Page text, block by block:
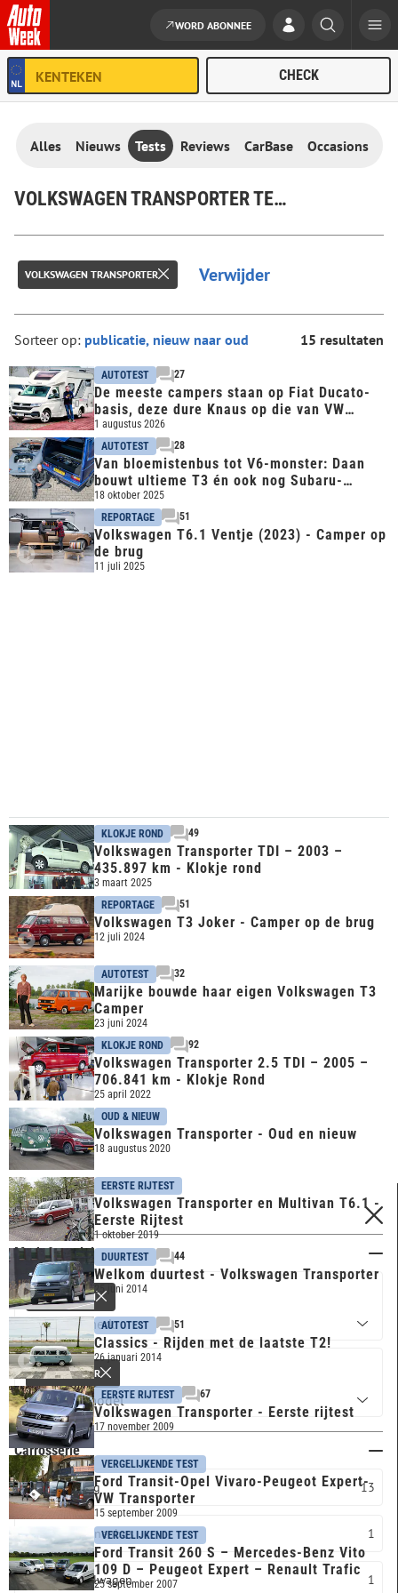
Ga naar de inhoud
WORD ABONNEE
Alles Nieuws Tests Reviews CarBase Occasions
FILTERS
Merk & model
VOLKSWAGEN
TRANSPORTER
Carrosserie
Overig 13
Personenbus 1
Bestelwagen 1
VOLKSWAGEN TRANSPORTER TESTS
VOLKSWAGEN TRANSPORTER Verwijder
Sorteer op: 15 resultaten
AUTOTEST 27
De meeste campers staan op Fiat Ducato-
basis, deze dure Knaus op die van VW
Transporter
1 augustus 2026
AUTOTEST
28
Van bloemistenbus tot V6-monster: Daan
bouwt ultieme T3 én ook nog Subaru-
Porsche 356
18 oktober 2025
REPORTAGE
51
Volkswagen T6.1 Ventje (2023) - Camper op
de brug
11 juli 2025
KLOKJE ROND 49
Volkswagen Transporter TDI – 2003 –
435.897 km - Klokje rond
3 maart 2025
REPORTAGE
51
Volkswagen T3 Joker - Camper op de brug
12 juli 2024
AUTOTEST 32
Marijke bouwde haar eigen Volkswagen T3
Camper
23 juni 2024
KLOKJE ROND
92
Volkswagen Transporter 2.5 TDI – 2005 –
706.841 km - Klokje Rond
25 april 2022
OUD & NIEUW
Volkswagen Transporter - Oud en nieuw
18 augustus 2020
EERSTE RIJTEST
Volkswagen Transporter en Multivan T6.1 -
Eerste Rijtest
1 oktober 2019
DUURTEST
44
Welkom duurtest - Volkswagen Transporter
25 juni 2014
AUTOTEST 51
Classics - Rijden met de laatste T2!
26 januari 2014
EERSTE RIJTEST 67
Volkswagen Transporter - Eerste rijtest
17 november 2009
VERGELIJKENDE TEST
Ford Transit-Opel Vivaro-Peugeot Expert-
VW Transporter
15 september 2009
VERGELIJKENDE TEST
Ford Transit 260 S – Mercedes-Benz Vito
109 D – Peugeot Expert – Renault Trafic
25 september 2007